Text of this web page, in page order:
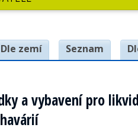
Dle zemí Seznam
a vybavení pro